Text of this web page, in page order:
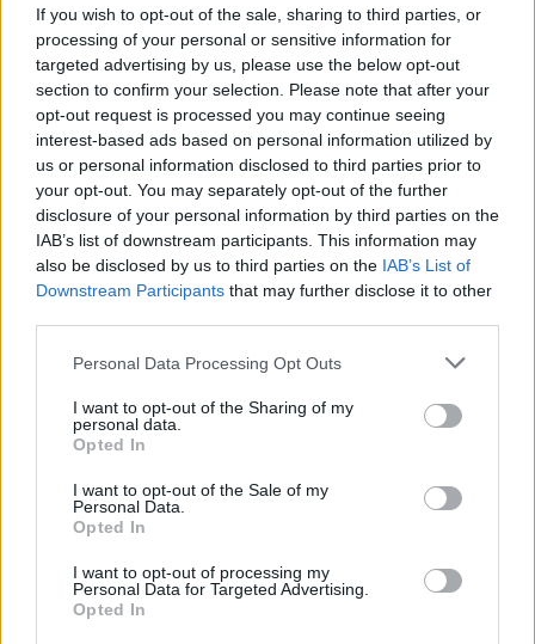
If you wish to opt-out of the sale, sharing to third parties, or
processing of your personal or sensitive information for
targeted advertising by us, please use the below opt-out
section to confirm your selection. Please note that after your
opt-out request is processed you may continue seeing
interest-based ads based on personal information utilized by
us or personal information disclosed to third parties prior to
your opt-out. You may separately opt-out of the further
disclosure of your personal information by third parties on the
IAB’s list of downstream participants. This information may
also be disclosed by us to third parties on the IAB’s List of
Downstream Participants that may further disclose it to other
Please note that this website/app uses one or more Google
not limited to your visit or usage behaviour. You may click to
grant or deny consent to Google and its third-party tags to
use your data for below specified purposes in below Google
consent section.
Personal Data Processing Opt Outs
I want to opt-out of the Sharing of my
personal data.
Opted In
I want to opt-out of the Sale of my
Personal Data.
Opted In
I want to opt-out of processing my
Personal Data for Targeted Advertising.
Opted In
gondolatom, hogy mihez kezd John Scalzi, miután az
utolsó cseppet is kifejte a modern sci-fi egyik
legnépszerűbb regényfolyamából, a Vének
háborújából. Ez most azért is aktuálisabb kérdés,
mert míg előbbi művet abszolút fel lehetett fogni
egy komolyabb…
Arany / Gold (2016)